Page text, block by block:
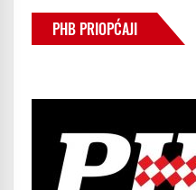
PHB PRIOPĆAJI